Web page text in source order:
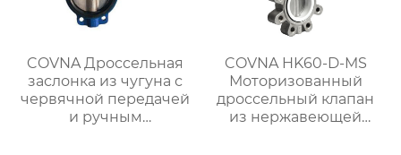
COVNA Дроссельная
заслонка из чугуна с
червячной передачей
и ручным
COVNA HK60-D-MS
Моторизованный
дроссельный клапан
из нержавеющей